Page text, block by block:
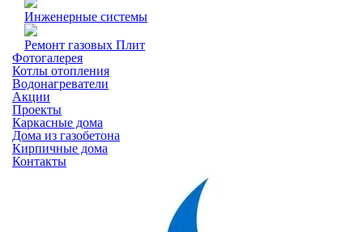
Инженерные системы
Ремонт газовых Плит
Фотогалерея
Котлы отопления
Водонагреватели
Акции
Проекты
Каркасные дома
Дома из газобетона
Кирпичные дома
Контакты